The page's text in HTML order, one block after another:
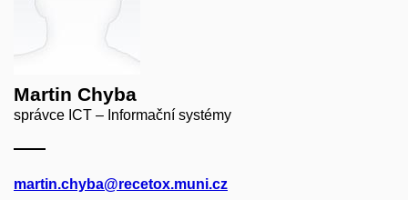
Martin Chyba
správce ICT – Informační systémy
martin.chyba@recetox.muni.cz